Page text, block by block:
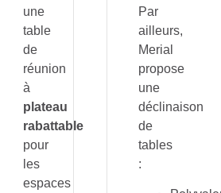
une
table
de
réunion
à
plateau
rabattable
pour
les
espaces
Par
ailleurs,
Merial
propose
une
déclinaison
de
tables
: